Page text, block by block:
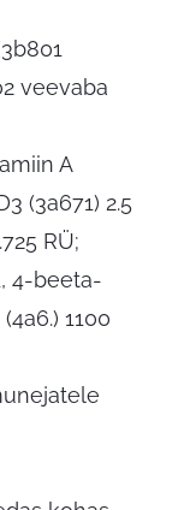
veevaba
A
(3a671) 2.5
RÜ;
4-beeta-
1100